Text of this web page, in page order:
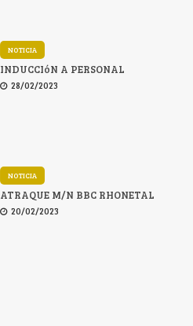
NOTICIA
INDUCCIóN A PERSONAL
28/02/2023
NOTICIA
ATRAQUE M/N BBC RHONETAL
20/02/2023